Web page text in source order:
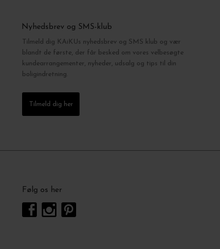
Nyhedsbrev og SMS-klub
Tilmeld dig KAiKUs nyhedsbrev og SMS klub og vær
blandt de første, der får besked om vores velbesøgte
kundearrangementer, nyheder, udsalg og tips til din
boligindretning.
Tilmeld dig her
Følg os her